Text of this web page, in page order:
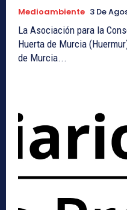
Medioambiente 3 De
La Asociación para la
Huerta de Murcia
de Murcia...